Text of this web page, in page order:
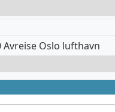
Avreise Oslo lufthavn